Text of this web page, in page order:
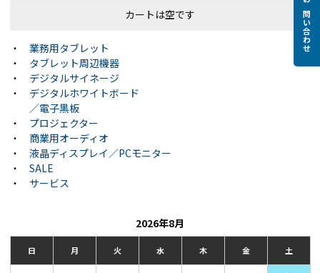
お問い合わせ
カートは空です
・
業務用タブレット
・
タブレット周辺機器
・
デジタルサイネージ
・
デジタルホワイトボード
／電子黒板
・
プロジェクター
・
商業用オーディオ
・
液晶ディスプレイ／PCモニター
・
SALE
・
サービス
2026年8月
日 月 火 水 木 金 土